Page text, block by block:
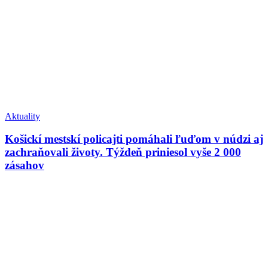
Aktuality
Košickí mestskí policajti pomáhali ľuďom v núdzi aj
zachraňovali životy. Týždeň priniesol vyše 2 000
zásahov